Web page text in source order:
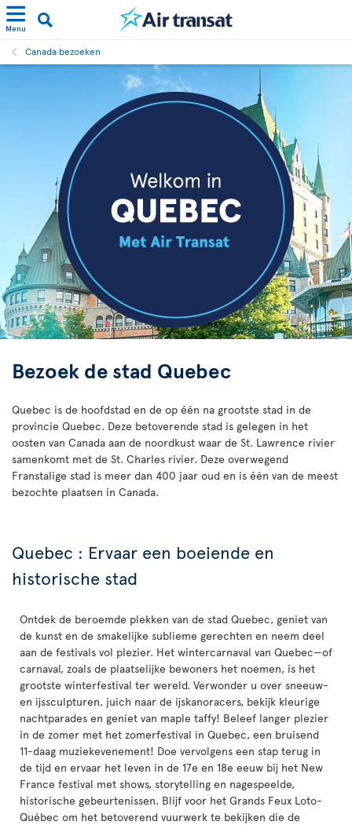
Menu
Canada bezoeken
Bezoek de stad Quebec
Quebec is de hoofdstad en de op één na grootste stad in de
provincie Quebec. Deze betoverende stad is gelegen in het
oosten van Canada aan de noordkust waar de St. Lawrence rivier
samenkomt met de St. Charles rivier. Deze overwegend
Franstalige stad is meer dan 400 jaar oud en is één van de meest
bezochte plaatsen in Canada.
Quebec : Ervaar een boeiende en
historische stad
Ontdek de beroemde plekken van de stad Quebec, geniet van
de kunst en de smakelijke sublieme gerechten en neem deel
aan de festivals vol plezier. Het wintercarnaval van Quebec—of
carnaval, zoals de plaatselijke bewoners het noemen, is het
grootste winterfestival ter wereld. Verwonder u over sneeuw-
en ijssculpturen, juich naar de ijskanoracers, bekijk kleurige
nachtparades en geniet van maple taffy! Beleef langer plezier
in de zomer met het zomerfestival in Quebec, een bruisend
11-daag muziekevenement! Doe vervolgens een stap terug in
de tijd en ervaar het leven in de 17e en 18e eeuw bij het New
France festival met shows, storytelling en nagespeelde,
historische gebeurtenissen. Blijf voor het Grands Feux Loto-
Québec om het betoverend vuurwerk te bekijken die de